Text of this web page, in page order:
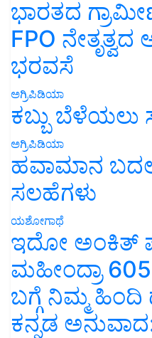
ಭಾರತದ
FPO
ಭರವಸೆ
ಅಗ್ರಿಪಿಡಿಯಾ
ಕಬ್ಬು ಬೆಳೆಯಲು
ಅಗ್ರಿಪಿಡಿಯಾ
ಹವಾಮಾನ
ಸಲಹೆಗಳು
ಯಶೋಗಾಥೆ
ಇದೋ ಅಂಕಿತ್
ಮಹೀಂದ್ರಾ 605
ಬಗ್ಗೆ ನಿಮ್ಮ
ಕನ್ನಡ